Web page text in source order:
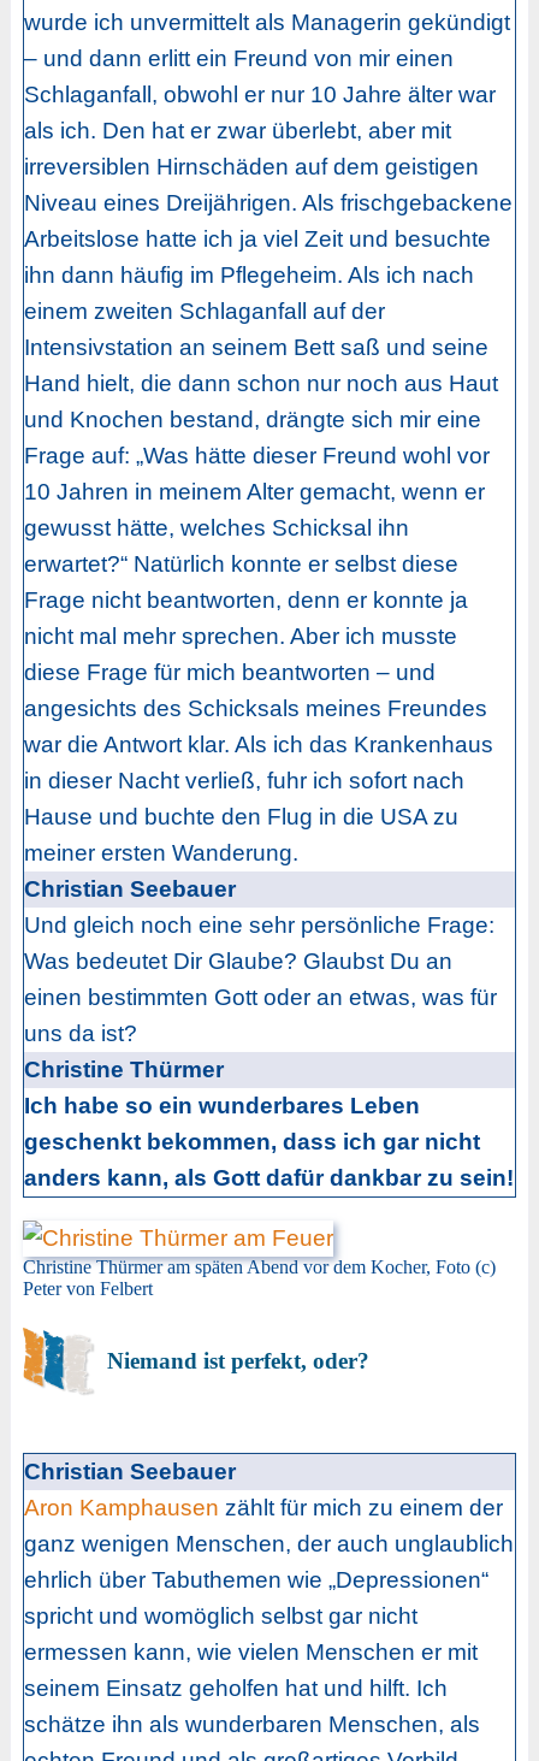
wurde ich unvermittelt als Managerin gekündigt
– und dann erlitt ein Freund von mir einen
Schlaganfall, obwohl er nur 10 Jahre älter war
als ich. Den hat er zwar überlebt, aber mit
irreversiblen Hirnschäden auf dem geistigen
Niveau eines Dreijährigen. Als frischgebackene
Arbeitslose hatte ich ja viel Zeit und besuchte
ihn dann häufig im Pflegeheim. Als ich nach
einem zweiten Schlaganfall auf der
Intensivstation an seinem Bett saß und seine
Hand hielt, die dann schon nur noch aus Haut
und Knochen bestand, drängte sich mir eine
Frage auf: „Was hätte dieser Freund wohl vor
10 Jahren in meinem Alter gemacht, wenn er
gewusst hätte, welches Schicksal ihn
erwartet?“ Natürlich konnte er selbst diese
Frage nicht beantworten, denn er konnte ja
nicht mal mehr sprechen. Aber ich musste
diese Frage für mich beantworten – und
angesichts des Schicksals meines Freundes
war die Antwort klar. Als ich das Krankenhaus
in dieser Nacht verließ, fuhr ich sofort nach
Hause und buchte den Flug in die USA zu
meiner ersten Wanderung.
Christian Seebauer
Und gleich noch eine sehr persönliche Frage:
Was bedeutet Dir Glaube? Glaubst Du an
einen bestimmten Gott oder an etwas, was für
uns da ist?
Christine Thürmer
Ich habe so ein wunderbares Leben
geschenkt bekommen, dass ich gar nicht
anders kann, als Gott dafür dankbar zu sein!
Christine Thürmer am späten Abend vor dem Kocher, Foto (c)
Peter von Felbert
Niemand ist perfekt, oder?
Christian Seebauer
Aron Kamphausen zählt für mich zu einem der
ganz wenigen Menschen, der auch unglaublich
ehrlich über Tabuthemen wie „Depressionen“
spricht und womöglich selbst gar nicht
ermessen kann, wie vielen Menschen er mit
seinem Einsatz geholfen hat und hilft. Ich
schätze ihn als wunderbaren Menschen, als